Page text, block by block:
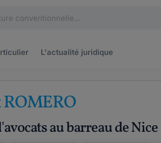
L'actualité juridique
au barreau de Nice